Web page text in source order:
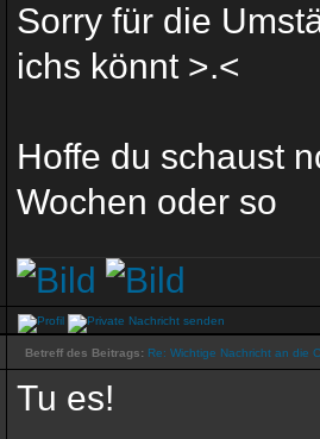
Sorry für die
ichs könnt >.<
Hoffe du schaust
Wochen oder so
Betreff des Beitrags: Re: Wichtige Nachricht an die
Tu es!